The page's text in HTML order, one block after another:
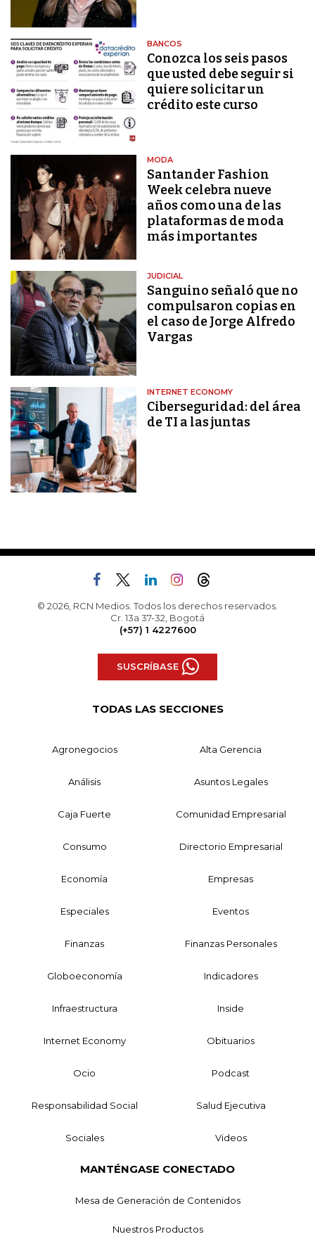
BANCOS
Conozca los seis pasos
que usted debe seguir si
quiere solicitar un
crédito este curso
MODA
Santander Fashion
Week celebra nueve
años como una de las
plataformas de moda
más importantes
JUDICIAL
Sanguino señaló que no
compulsaron copias en
el caso de Jorge Alfredo
Vargas
INTERNET ECONOMY
Ciberseguridad: del área
de TI a las juntas
© 2026, RCN Medios. Todos los derechos reservados.
Cr. 13a 37-32, Bogotá
(+57) 1 4227600
SUSCRÍBASE
TODAS LAS SECCIONES
Agronegocios Alta Gerencia
Análisis Asuntos Legales
Caja Fuerte Comunidad Empresarial
Consumo Directorio Empresarial
Economía Empresas
Especiales Eventos
Finanzas Finanzas Personales
Globoeconomía Indicadores
Infraestructura Inside
Internet Economy Obituarios
Ocio Podcast
Responsabilidad Social Salud Ejecutiva
Sociales Videos
MANTÉNGASE CONECTADO
Mesa de Generación de Contenidos
Nuestros Productos